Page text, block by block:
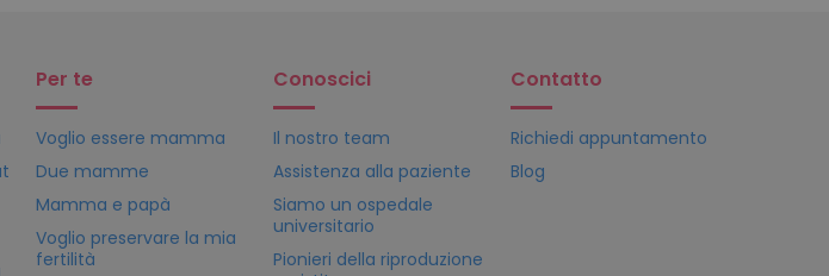
Per te
Voglio essere mamma
Due mamme
Mamma e papà
Voglio preservare la mia
fertilità
Conoscici
Il nostro team
Assistenza alla paziente
Siamo un ospedale
universitario
Pionieri della riproduzione
Contatto
Richiedi appuntamento
Blog